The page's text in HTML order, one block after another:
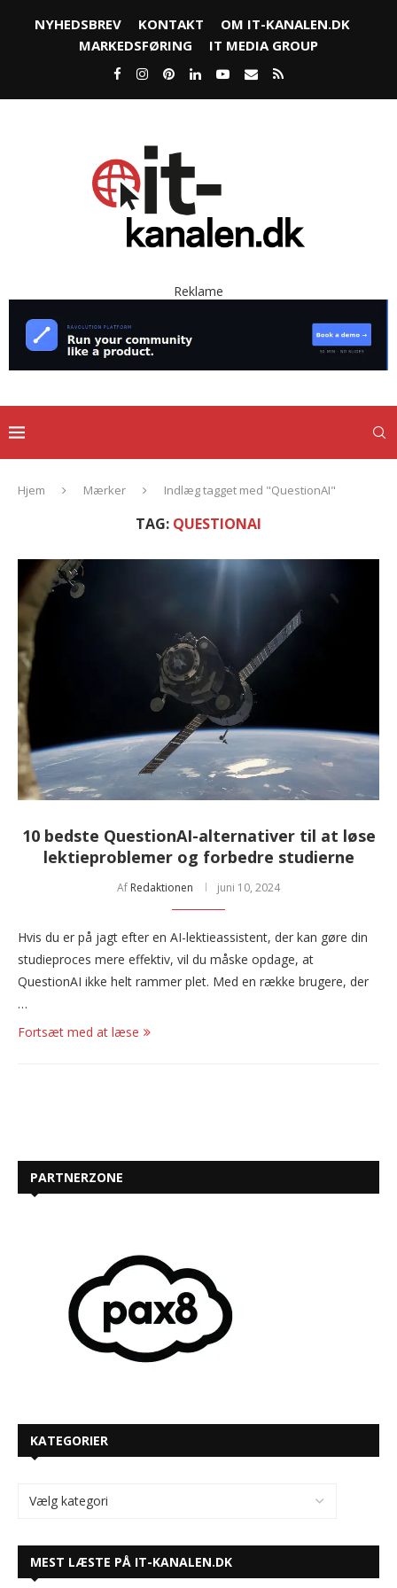
NYHEDSBREV KONTAKT
OM IT-KANALEN.DK
MARKEDSFØRING
IT MEDIA GROUP
Reklame
Hjem Mærker Indlæg tagget med "QuestionAI"
TAG: QUESTIONAI
10 bedste QuestionAI-alternativer til at løse
lektieproblemer og forbedre studierne
Af Redaktionen juni 10, 2024
Hvis du er på jagt efter en AI-lektieassistent, der kan gøre din
studieproces mere effektiv, vil du måske opdage, at
QuestionAI ikke helt rammer plet. Med en række brugere, der
…
Fortsæt med at læse
PARTNERZONE
KATEGORIER
MEST LÆSTE PÅ IT-KANALEN.DK